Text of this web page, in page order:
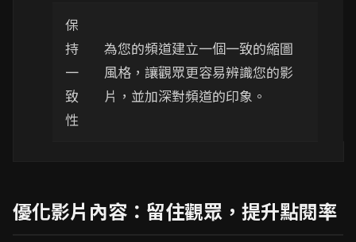
保
持
一
致
性
為您的頻道建立一個一致的縮圖
風格，讓觀眾更容易辨識您的影
片，並加深對頻道的印象。
優化影片內容：留住觀眾，提升點閱率